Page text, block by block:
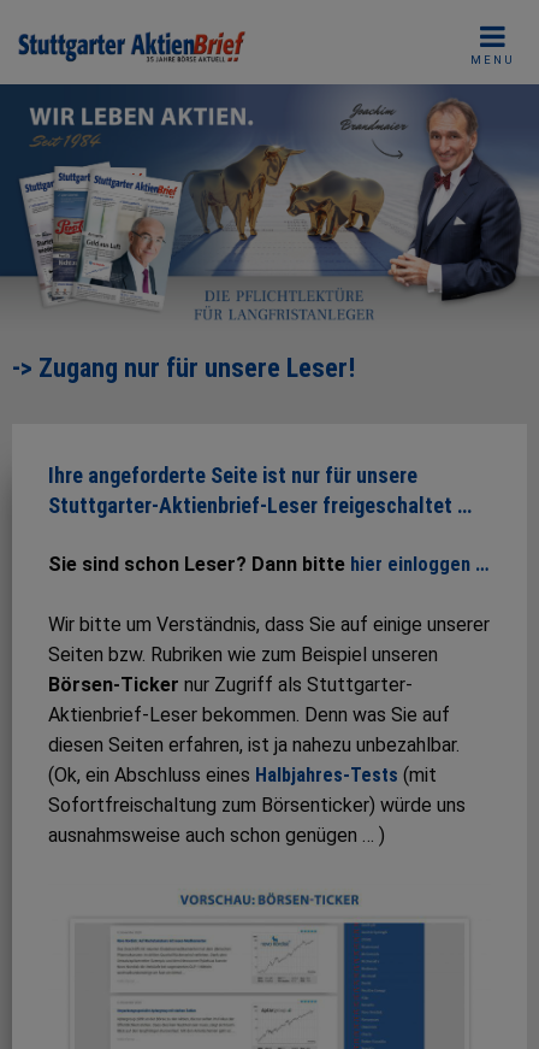
MENU
-> Zugang nur für unsere Leser!
Ihre angeforderte Seite ist nur für unsere
Stuttgarter-Aktienbrief-Leser freigeschaltet …
Sie sind schon Leser? Dann bitte hier einloggen …
Wir bitte um Verständnis, dass Sie auf einige unserer
Seiten bzw. Rubriken wie zum Beispiel unseren
Börsen-Ticker nur Zugriff als Stuttgarter-
Aktienbrief-Leser bekommen. Denn was Sie auf
diesen Seiten erfahren, ist ja nahezu unbezahlbar.
(Ok, ein Abschluss eines Halbjahres-Tests (mit
Sofortfreischaltung zum Börsenticker) würde uns
ausnahmsweise auch schon genügen … )